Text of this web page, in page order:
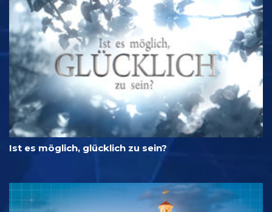
Ist es möglich, glücklich zu sein?